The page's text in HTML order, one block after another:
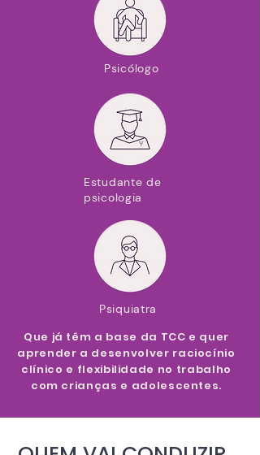
Psicólogo
Estudante de
psicologia
Psiquiatra
Que já têm a base da TCC e quer
aprender a desenvolver raciocínio
clínico e flexibilidade no trabalho
com crianças e adolescentes.